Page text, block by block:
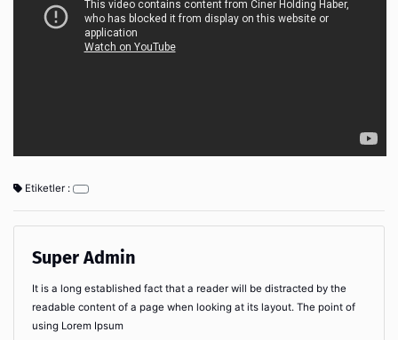
Etiketler :
Super Admin
It is a long established fact that a reader will be distracted by the
readable content of a page when looking at its layout. The point of
using Lorem Ipsum